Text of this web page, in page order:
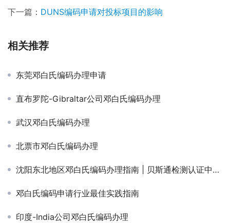
下一篇： DUNS编码申请对投标项目的影响
相关推荐
东莞邓白氏编码办理申请
直布罗陀-Gibraltar公司邓白氏编码办理
武汉邓白氏编码办理
北票市邓白氏编码办理
沈阳东北地区邓白氏编码办理指南 | 贝斯通检测认证中心专业服务
邓白氏编码申请行业最佳实践指南
印度-India公司邓白氏编码办理